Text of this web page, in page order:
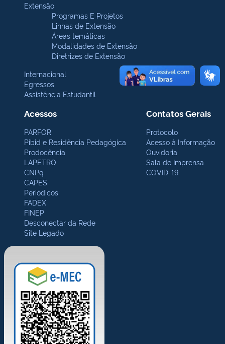
Extensão
Programas E Projetos
Linhas de Extensão
Áreas temáticas
Modalidades de Extensão
Diretrizes de Extensão
Internacional
Egressos
Assistência Estudantil
Acessos
PARFOR
Pibid e Residência Pedagógica
Prodocência
LAPETRO
CNPq
CAPES
Periódicos
FADEX
FINEP
Desconectar da Rede
Site Legado
Contatos Gerais
Protocolo
Acesso à Informação
Ouvidoria
Sala de Imprensa
COVID-19